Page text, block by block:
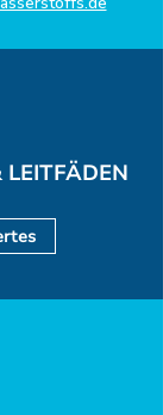
LEITFÄDEN